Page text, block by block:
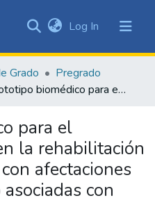
Log In (current)
Grado
Pregrado
Prototipo biomédico para el acompañamiento en la rehabilitación física de pacientes con afectaciones en el nervio ciático asociadas con discopatía lumbar
para el
la rehabilitación
afectaciones
con